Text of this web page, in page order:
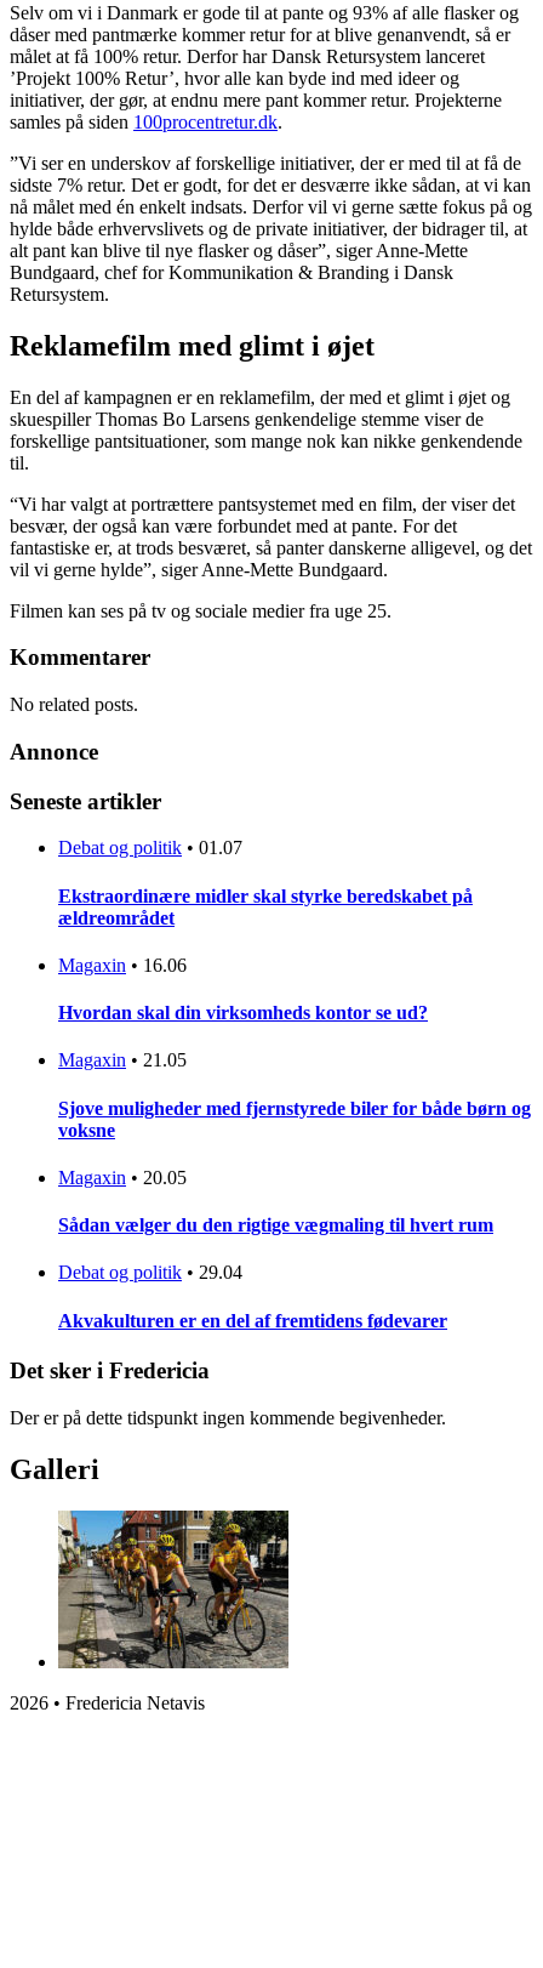
Selv om vi i Danmark er gode til at pante og 93% af alle flasker og
dåser med pantmærke kommer retur for at blive genanvendt, så er
målet at få 100% retur. Derfor har Dansk Retursystem lanceret
’Projekt 100% Retur’, hvor alle kan byde ind med ideer og
initiativer, der gør, at endnu mere pant kommer retur. Projekterne
samles på siden 100procentretur.dk.
”Vi ser en underskov af forskellige initiativer, der er med til at få de
sidste 7% retur. Det er godt, for det er desværre ikke sådan, at vi kan
nå målet med én enkelt indsats. Derfor vil vi gerne sætte fokus på og
hylde både erhvervslivets og de private initiativer, der bidrager til, at
alt pant kan blive til nye flasker og dåser”, siger Anne-Mette
Bundgaard, chef for Kommunikation & Branding i Dansk
Retursystem.
Reklamefilm med glimt i øjet
En del af kampagnen er en reklamefilm, der med et glimt i øjet og
skuespiller Thomas Bo Larsens genkendelige stemme viser de
forskellige pantsituationer, som mange nok kan nikke genkendende
til.
“Vi har valgt at portrættere pantsystemet med en film, der viser det
besvær, der også kan være forbundet med at pante. For det
fantastiske er, at trods besværet, så panter danskerne alligevel, og det
vil vi gerne hylde”, siger Anne-Mette Bundgaard.
Filmen kan ses på tv og sociale medier fra uge 25.
Kommentarer
No related posts.
Annonce
Seneste artikler
Debat og politik • 01.07
Ekstraordinære midler skal styrke beredskabet på
ældreområdet
Magaxin • 16.06
Hvordan skal din virksomheds kontor se ud?
Magaxin • 21.05
Sjove muligheder med fjernstyrede biler for både børn og
voksne
Magaxin • 20.05
Sådan vælger du den rigtige vægmaling til hvert rum
Debat og politik • 29.04
Akvakulturen er en del af fremtidens fødevarer
Det sker i Fredericia
Der er på dette tidspunkt ingen kommende begivenheder.
Galleri
2026 • Fredericia Netavis